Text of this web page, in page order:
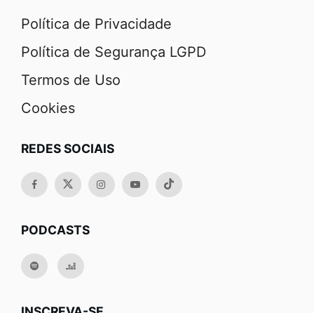
Política de Privacidade
Política de Segurança LGPD
Termos de Uso
Cookies
REDES SOCIAIS
PODCASTS